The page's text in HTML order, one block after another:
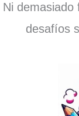
Ni demasiado
desafíos